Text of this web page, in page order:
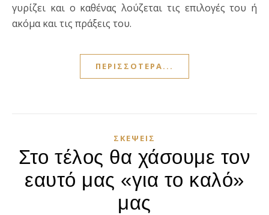
γυρίζει και ο καθένας λούζεται τις επιλογές του ή
ακόμα και τις πράξεις του.
ΠΕΡΙΣΣΌΤΕΡΑ...
ΣΚΈΨΕΙΣ
Στο τέλος θα χάσουμε τον
εαυτό μας «για το καλό»
μας